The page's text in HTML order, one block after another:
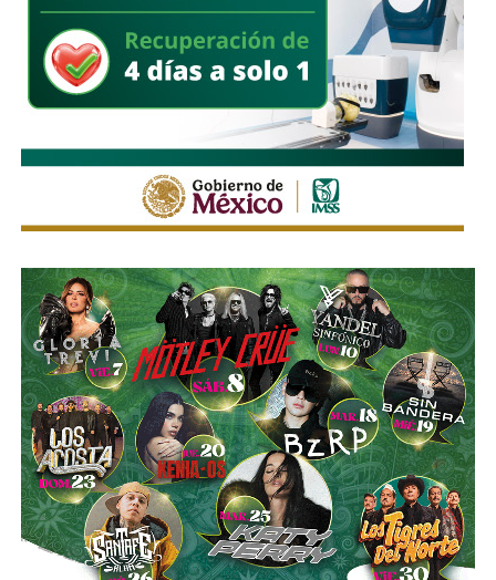
También lee:Soledad proyecta entregar 500 escrituras
durante 2026 para regularizar el patrimonio de familias